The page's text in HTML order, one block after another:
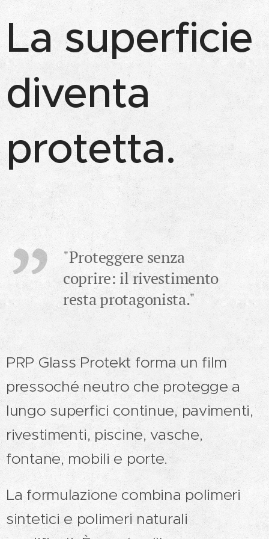
La superficie
diventa
protetta.
"Proteggere senza
coprire: il rivestimento
resta protagonista."
PRP Glass Protekt forma un film
pressoché neutro che protegge a
lungo superfici continue, pavimenti,
rivestimenti, piscine, vasche,
fontane, mobili e porte.
La formulazione combina polimeri
sintetici e polimeri naturali